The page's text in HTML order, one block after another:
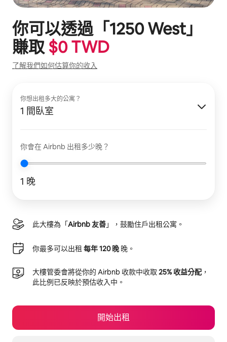
你可以透過「1250 West」
賺取$0TWD
了解我們如何估算你的收入
你想出租多大的公寓？
1 間臥室
你會在 Airbnb 出租多少晚？
1 晚
此大樓為「Airbnb 友善」，鼓勵住戶出租公寓。
你最多可以出租 每年 120 晚 晚。
大樓管委會將從你的 Airbnb 收款中收取 25% 收益分配 ，
此比例已反映於預估收入中。
開始出租